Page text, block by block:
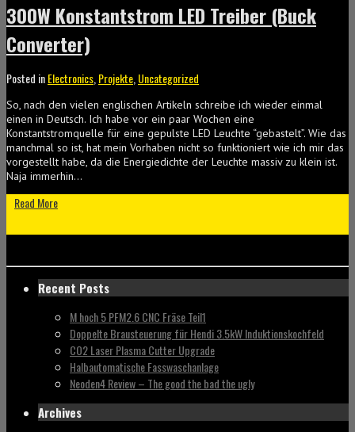
300W Konstantstrom LED Treiber (Buck
Converter)
Posted inElectronics Projekte Uncategorized
So, nach den vielen englischen Artikeln schreibe ich wieder einmal
einen in Deutsch. Ich habe vor ein paar Wochen eine
Konstantstromquelle für eine gepulste LED Leuchte “gebastelt”. Wie das
manchmal so ist, hat mein Vorhaben nicht so funktioniert wie ich mir das
vorgestellt habe, da die Energiedichte der Leuchte massiv zu klein ist.
Naja immerhin…
Read More
Recent Posts
M hoch 5 PFM2.6 CNC Fräse Teil1
Doppelte Brausteuerung für Hendi 3.5kW Induktionskochfeld
CO2 Laser Plasma Cutter Upgrade
Halbautomatische Fasswaschanlage
Neoden4 Review – The good the bad the ugly
Archives